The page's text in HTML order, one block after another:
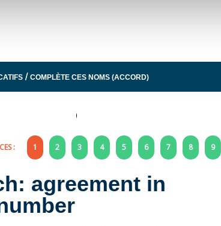
/COMPLÈTE CES NOMS (ACCORD)
: 1 2 3 4 5 6 7 8 9
agreement in